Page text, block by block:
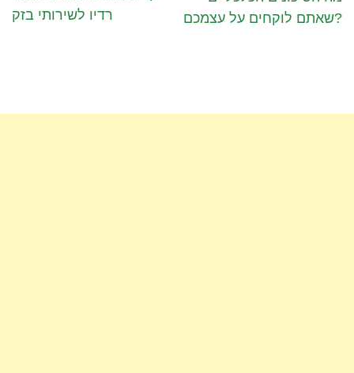
רדיו לשירותי בזק
שאתם לוקחים על עצמכם?